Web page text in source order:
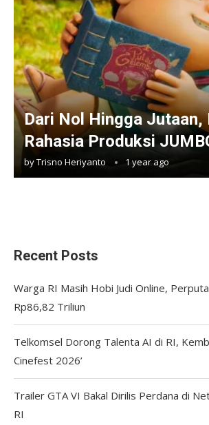
Dari Nol Hingga Jutaan,
Rahasia Produksi
byTrisno Heriyanto 1 year ago
Recent Posts
Warga RI Masih Hobi Judi Online,
Rp86,82 Triliun
Telkomsel Dorong Talenta AI di RI,
Cinefest 2026’
Trailer GTA VI Bakal Dirilis Perdana di
RI